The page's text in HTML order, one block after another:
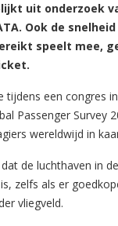
uit onderzoek
Ook de
speelt mee,
tijdens een congres
Passenger Survey
wereldwijd in
de luchthaven in
zelfs als er
vliegveld.